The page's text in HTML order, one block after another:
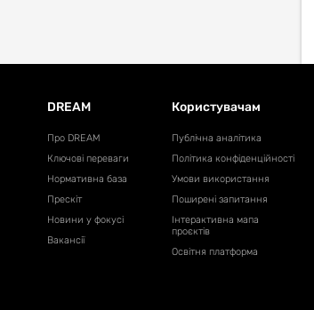
DREAM
Про DREAM
Ключові переваги
Нормативна база
Прескіт
Новини у фокусі
Вакансії
Користувачам
Публічна аналітика
Політика конфіденційності
Умови використання
Поширені запитання
Інтерактивна мапа
проєктів
Освітня платформа